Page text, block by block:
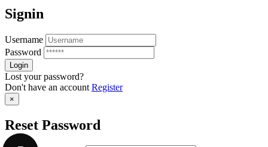
Signin
Username
Password
Lost your password?
Don't have an account Register
×
Reset Password